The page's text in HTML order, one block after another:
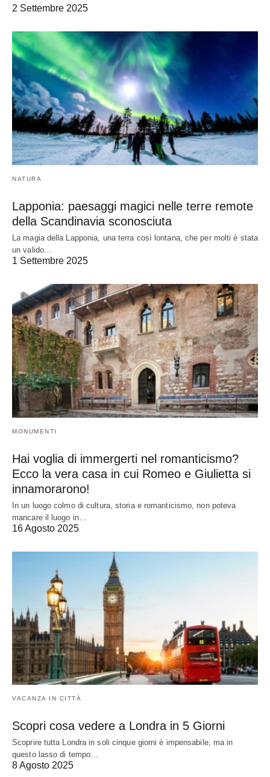
2 Settembre 2025
NATURA
Lapponia: paesaggi magici nelle terre remote
della Scandinavia sconosciuta
La magia della Lapponia, una terra così lontana, che per molti è stata
un valido…
1 Settembre 2025
MONUMENTI
Hai voglia di immergerti nel romanticismo?
Ecco la vera casa in cui Romeo e Giulietta si
innamorarono!
In un luogo colmo di cultura, storia e romanticismo, non poteva
mancare il luogo in…
16 Agosto 2025
VACANZA IN CITTÀ
Scopri cosa vedere a Londra in 5 Giorni
Scoprire tutta Londra in soli cinque giorni è impensabile, ma in
questo lasso di tempo…
8 Agosto 2025